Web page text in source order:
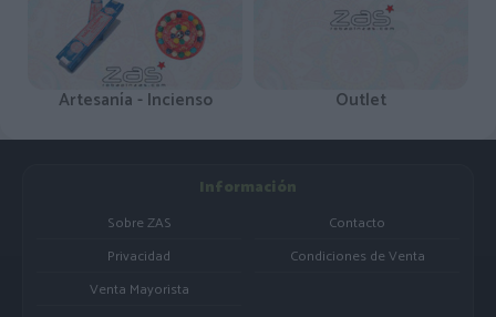
Artesanía - Incienso Outlet
Información
Sobre ZAS
Contacto
Privacidad
Condiciones de Venta
Venta Mayorista